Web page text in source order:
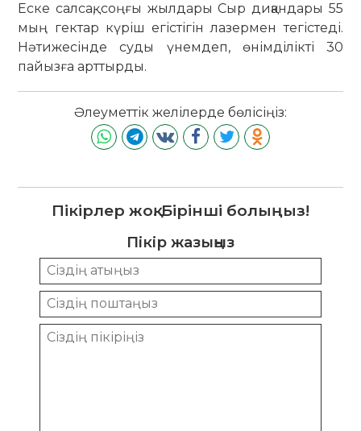
Еске салсақ, соңғы жылдары Сыр диқандары 55
мың гектар күріш егістігін лазермен тегістеді.
Нәтижесінде суды үнемдеп, өнімділікті 30
пайызға арттырды.
Әлеуметтік желілерде бөлісіңіз:
Пікірлер жоқ. Бірінші болыңыз!
Пікір жазыңыз